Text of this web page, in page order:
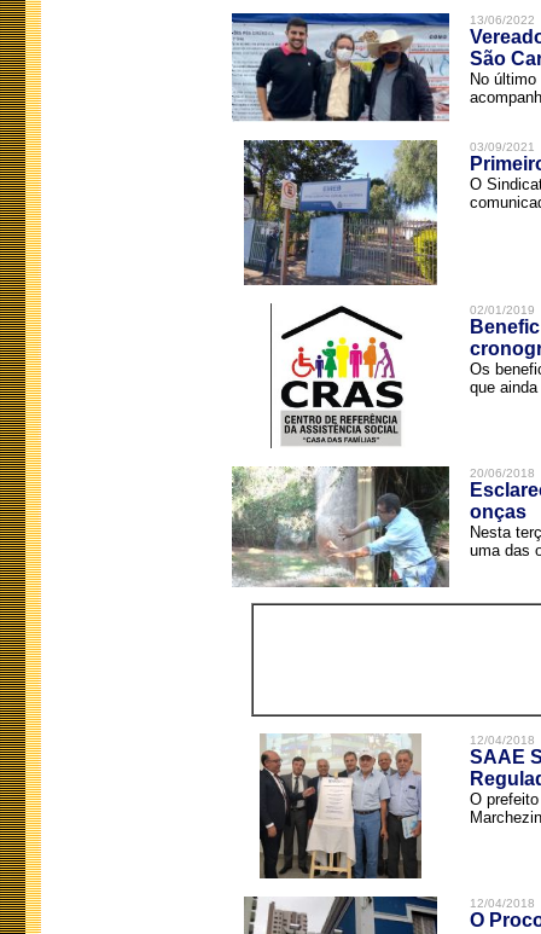
13/06/2022
São
No
03/09/2021
O
02/01/2019
Os
que
20/06/2018
onças
Nesta
uma das
12/04/2018
SAAE
O
12/04/2018
O